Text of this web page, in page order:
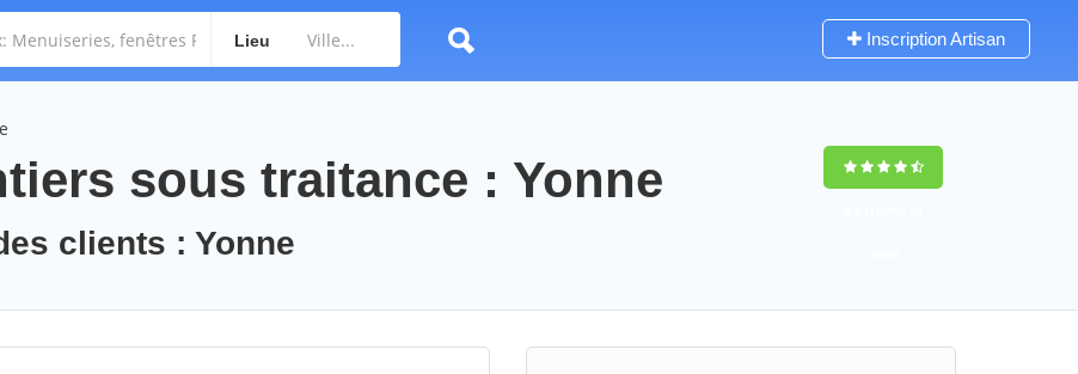
Lieu Inscription Artisan
sous traitance : Yonne
clients : Yonne